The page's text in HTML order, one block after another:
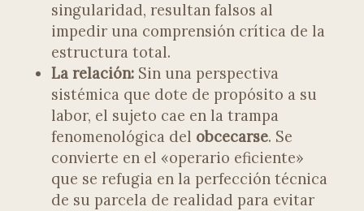
singularidad, resultan falsos al
impedir una comprensión crítica de la
estructura total.
La relación:Sin una perspectiva
sistémica que dote de propósito a su
labor, el sujeto cae en la trampa
fenomenológica del obcecarse. Se
convierte en el «operario eficiente»
que se refugia en la perfección técnica
de su parcela de realidad para evitar